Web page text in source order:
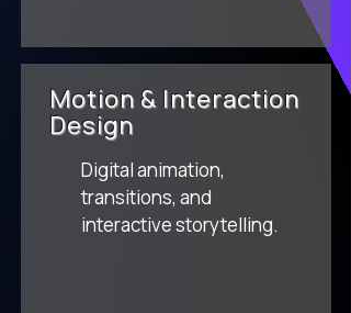
Motion & Interaction
Design
Digital animation,
transitions, and
interactive storytelling.